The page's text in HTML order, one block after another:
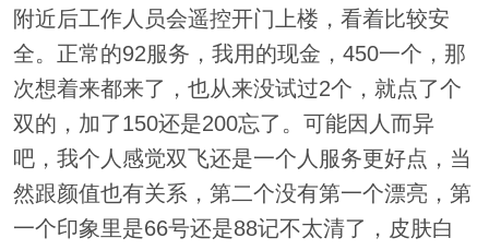
附近后工作人员会遥控开门上楼，看着比较安
全。正常的92服务，我用的现金，450一个，那
次想着来都来了，也从来没试过2个，就点了个
双的，加了150还是200忘了。可能因人而异
吧，我个人感觉双飞还是一个人服务更好点，当
然跟颜值也有关系，第二个没有第一个漂亮，第
一个印象里是66号还是88记不太清了，皮肤白